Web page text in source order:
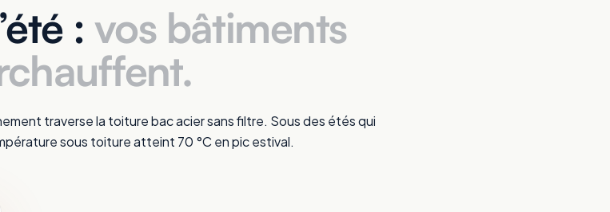
: vos bâtiments
traverse la toiture bac acier sans filtre. Sous des étés qui
sous toiture atteint 70 °C en pic estival.